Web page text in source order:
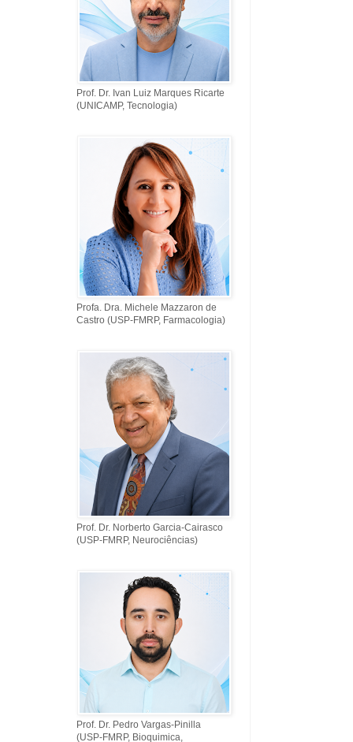
Prof. Dr. Ivan Luiz Marques Ricarte
(UNICAMP, Tecnologia)
Profa. Dra. Michele Mazzaron de
Castro (USP-FMRP, Farmacologia)
Prof. Dr. Norberto Garcia-Cairasco
(USP-FMRP, Neurociências)
Prof. Dr. Pedro Vargas-Pinilla
(USP-FMRP, Bioquimica,